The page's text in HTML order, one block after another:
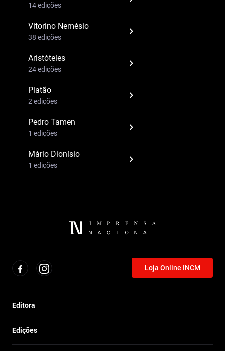
14 edições
Vitorino Nemésio
38 edições
Aristóteles
24 edições
Platão
2 edições
Pedro Tamen
1 edições
Mário Dionísio
1 edições
Loja Online INCM
Editora
Edições